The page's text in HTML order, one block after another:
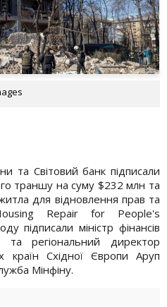
та Світовий банк підписали
траншу на суму $232 млн та
для відновлення прав та
Repair for People's
підписали міністр фінансів
та регіональний директор
країн Східної Європи Аруп
Мінфіну.